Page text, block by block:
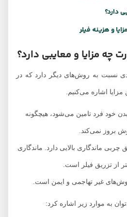
و هزینه فیلر
مزایا و معایبی دارد؟
به روش‌های دیگر دارد که در
اشاره می‌کنیم.
فرد تامین می‌شود، هیچگونه
نمی‌کند.
ماندگاری بالایی دارد. ماندگاری
تزریق فیلر است.
غیر تهاجمی و ایمن است.
موارد زیر اشاره کرد: